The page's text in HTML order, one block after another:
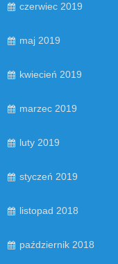
czerwiec 2019
maj 2019
kwiecień 2019
marzec 2019
luty 2019
styczeń 2019
listopad 2018
październik 2018